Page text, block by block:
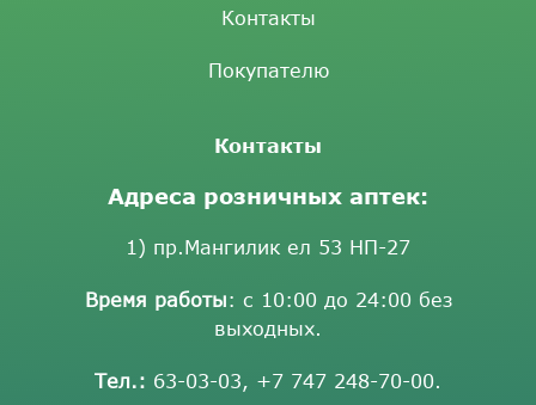
Контакты
Покупателю
Контакты
Адреса розничных аптек:
1) пр.Мангилик ел 53 НП-27
Время работы: с 10:00 до 24:00 без
выходных.
Тел.: 63-03-03, +7 747 248-70-00.